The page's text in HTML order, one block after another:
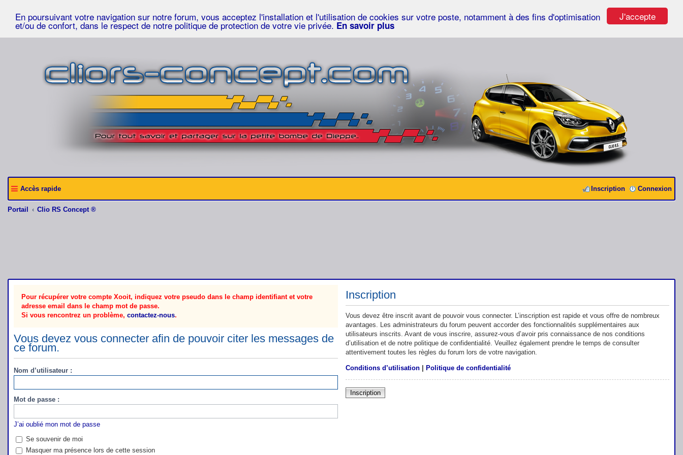
J'accepte
En poursuivant votre navigation sur notre forum, vous acceptez l'installation et l'utilisation de cookies sur votre poste, notamment à des fins d'optimisation
et/ou de confort, dans le respect de notre politique de protection de votre vie privée. En savoir plus
Accès rapide Connexion
Inscription
Portail Clio RS Concept ®
Pour récupérer votre compte Xooit, indiquez votre pseudo dans le champ identifiant et votre
adresse email dans le champ mot de passe.
Si vous rencontrez un problème, contactez-nous.
Vous devez vous connecter afin de pouvoir citer les messages de
ce forum.
Nom d’utilisateur :
Mot de passe :
J’ai oublié mon mot de passe
Se souvenir de moi
Masquer ma présence lors de cette session
Inscription
Vous devez être inscrit avant de pouvoir vous connecter. L’inscription est rapide et vous offre de nombreux
avantages. Les administrateurs du forum peuvent accorder des fonctionnalités supplémentaires aux
utilisateurs inscrits. Avant de vous inscrire, assurez-vous d’avoir pris connaissance de nos conditions
d’utilisation et de notre politique de confidentialité. Veuillez également prendre le temps de consulter
attentivement toutes les règles du forum lors de votre navigation.
Conditions d’utilisation| Politique de confidentialité
Inscription